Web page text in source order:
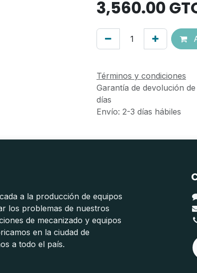
3,560.00
Términos y condiciones
Garantía de devolución de
días
Envío: 2-3 días hábiles
a la producción de equipos
los problemas de nuestros
de mecanizado y equipos
en la ciudad de
a todo el país.